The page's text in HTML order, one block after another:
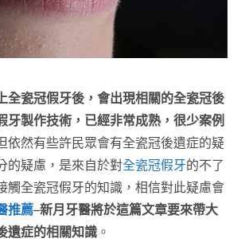
全瓷冠假牙後，會出現相關的全瓷冠後
牙製作技術，已經非常成熟，很少案例
依然有些許民眾會有全瓷冠後遺症的疑
的疑慮，是來自於對全瓷冠假牙的不了
觸全瓷冠假牙的知識，相信對此疑慮會
推薦–新月牙醫將於這篇文章要來帶大
遺症的相關知識 。